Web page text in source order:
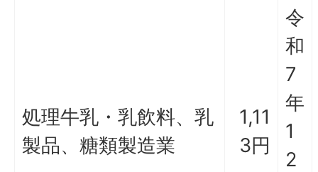
処理牛乳・乳飲料、乳
製品、糖類製造業
1,11
3円
令
和
7
年
1
2